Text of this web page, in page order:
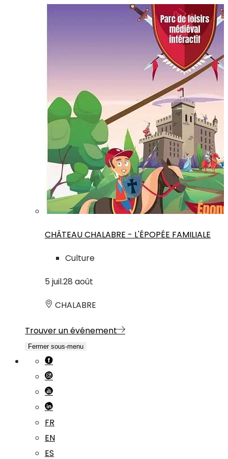
CHÂTEAU CHALABRE - L'ÉPOPÉE FAMILIALE
Culture
5 juil.28 août
CHALABRE
Trouver un événement
Fermer sous-menu
FR
EN
ES